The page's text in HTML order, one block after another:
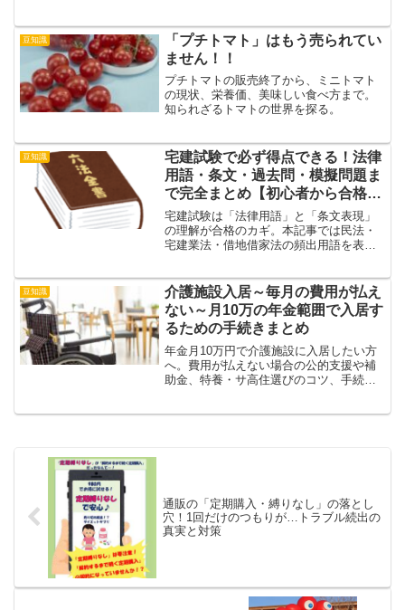
豆知識
「プチトマト」はもう売られてい
ません！！
プチトマトの販売終了から、ミニトマト
の現状、栄養価、美味しい食べ方まで。
知られざるトマトの世界を探る。
豆知識
宅建試験で必ず得点できる！法律
用語・条文・過去問・模擬問題ま
で完全まとめ【初心者から合格狙
いまで】
宅建試験は「法律用語」と「条文表現」
の理解が合格のカギ。本記事では民法・
宅建業法・借地借家法の頻出用語を表形
得点力が身につく総合ガイドです。
豆知識
介護施設入居～毎月の費用が払え
ない～月10万の年金範囲で入居す
るための手続きまとめ
年金月10万円で介護施設に入居したい方
へ。費用が払えない場合の公的支援や補
助金、特養・サ高住選びのコツ、手続き
通販の「定期購入・縛りなし」の落とし
穴！1回だけのつもりが…トラブル続出の
真実と対策